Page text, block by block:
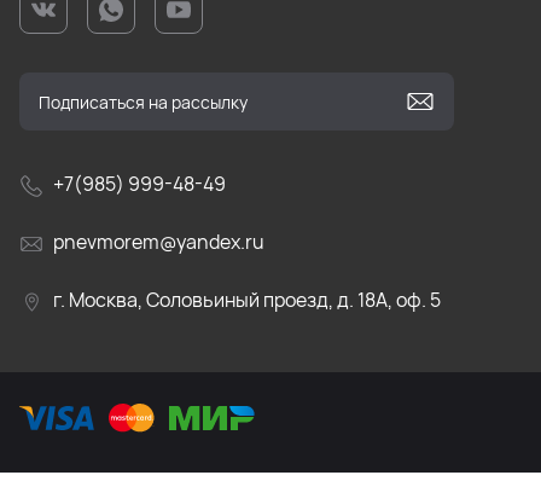
+7(985) 999-48-49
pnevmorem@yandex.ru
г. Москва, Соловьиный проезд, д. 18А, оф. 5